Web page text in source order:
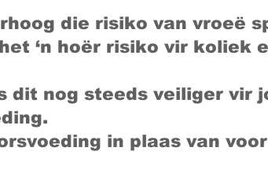
die risiko van vroeë
‘n hoër risiko vir koliek
dit nog steeds veiliger vir
in plaas van